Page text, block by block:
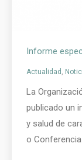
Actualidad
La
publicado un
y salud de
o Conferencia